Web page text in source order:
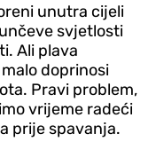
unutra cijeli
svjetlosti
Ali plava
doprinosi
Pravi problem,
vrijeme radeći
prije spavanja.